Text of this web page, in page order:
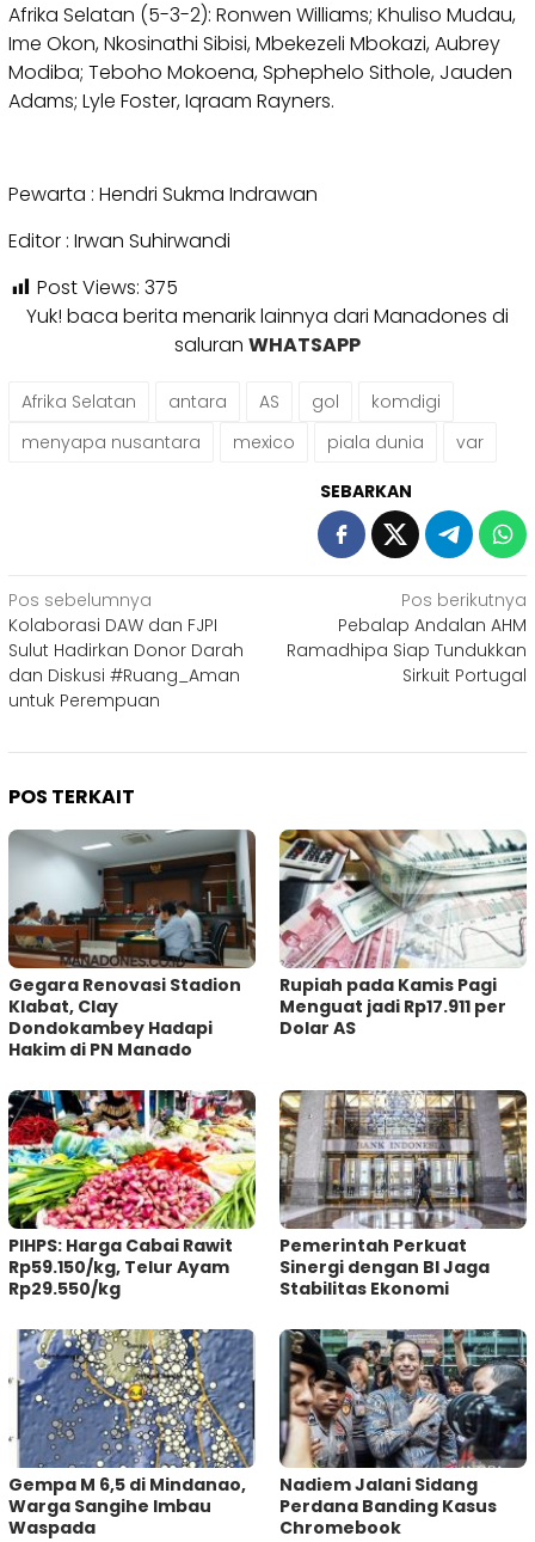
Afrika Selatan (5-3-2): Ronwen Williams; Khuliso Mudau,
Ime Okon, Nkosinathi Sibisi, Mbekezeli Mbokazi, Aubrey
Modiba; Teboho Mokoena, Sphephelo Sithole, Jauden
Adams; Lyle Foster, Iqraam Rayners.
Pewarta : Hendri Sukma Indrawan
Editor : Irwan Suhirwandi
Post Views: 375
Yuk! baca berita menarik lainnya dari Manadones di
saluran WHATSAPP
Afrika Selatan antara AS gol
komdigi
menyapa nusantara
mexico piala dunia var
SEBARKAN
Navigasi
pos
Pos sebelumnya
Kolaborasi DAW dan FJPI
Sulut Hadirkan Donor Darah
dan Diskusi #Ruang_Aman
untuk Perempuan
Pos berikutnya
Pebalap Andalan AHM
Ramadhipa Siap Tundukkan
Sirkuit Portugal
POS TERKAIT
Gegara Renovasi Stadion
Klabat, Clay
Dondokambey Hadapi
Hakim di PN Manado
Rupiah pada Kamis Pagi
Menguat jadi Rp17.911 per
Dolar AS
PIHPS: Harga Cabai Rawit
Rp59.150/kg, Telur Ayam
Rp29.550/kg
Pemerintah Perkuat
Sinergi dengan BI Jaga
Stabilitas Ekonomi
Gempa M 6,5 di Mindanao,
Warga Sangihe Imbau
Waspada
Nadiem Jalani Sidang
Perdana Banding Kasus
Chromebook